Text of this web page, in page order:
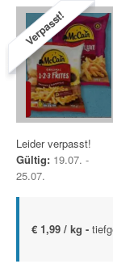
Verpasst!
Leider verpasst!
Gültig: 19.07. -
25.07.
€ 1,99 / kg -